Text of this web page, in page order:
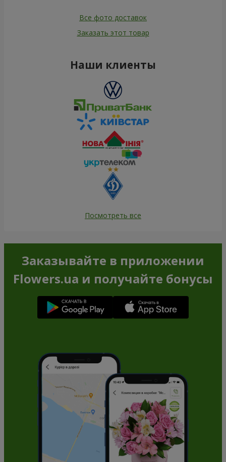
Все фото доставок
Заказать этот товар
Наши клиенты
Посмотреть все
Заказывайте в приложении
Flowers.ua и получайте бонусы